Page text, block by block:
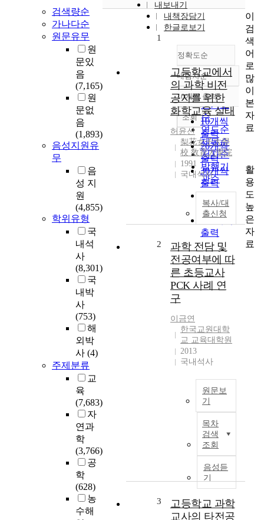
검색량순
가나다순
원문유무
원
문있
음
(7,165)
원
문없
음
(1,893)
음성지원유
무
음
성 지
원
(4,855)
학위유형
국
내석
사
(8,301)
국
내박
사
(753)
해
외박
사 (4)
주제분류
교
육
(7,683)
자
연과
학
(3,766)
공
학
(628)
농
수해
내보내기
내책장담기
한글로보기
정확도순
정확도
순
인기도
순
연도순
제목순
저자순
발행기
관순
내림차순
내림차순
10개씩 출력
10개씩
출력
20개씩
출력
30개씩
출력
출력
100개씩
출력
조회
1
고등학교에서
의 과학 비전
공자를 위한
화학교육 실태
허윤선
梨花女子大學
校 敎育大學院
1991
국내석사
복사/대
출신청
2
과학 전담 및
전공여부에 따
른 초등교사
PCK 사례 연
구
이금연
한국교원대학
교 교육대학원
2013
국내석사
원문보
기
목차
검색
조회
음성듣
기
3
고등학교 과학
교사의 타전공
이
검
색
어
로
많
이
본
자
료
활
용
도
높
은
자
료